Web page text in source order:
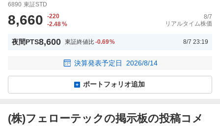
6890 東証STD
8,660
-220
-2.48%
8/7
リアルタイム株価
夜間PTS8,600 東証終値比-0.69% 8/7 23:19
決算発表予定日 2026/8/14
ポートフォリオ追加
(株)フェローテックの掲示板の投稿コメ